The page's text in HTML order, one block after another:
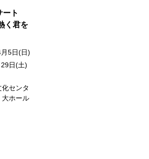
ート
く君を
5日(日)
日(土)
センタ
大ホール